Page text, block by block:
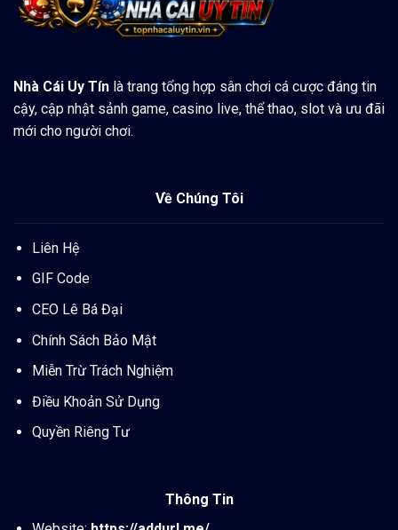
Nhà Cái Uy Tín là trang tổng hợp sân chơi cá cược đáng tin
cậy, cập nhật sảnh game, casino live, thể thao, slot và ưu đãi
mới cho người chơi.
Về Chúng Tôi
Liên Hệ
GIF Code
CEO Lê Bá Đại
Chính Sách Bảo Mật
Miễn Trừ Trách Nghiệm
Điều Khoản Sử Dụng
Quyền Riêng Tư
Thông Tin